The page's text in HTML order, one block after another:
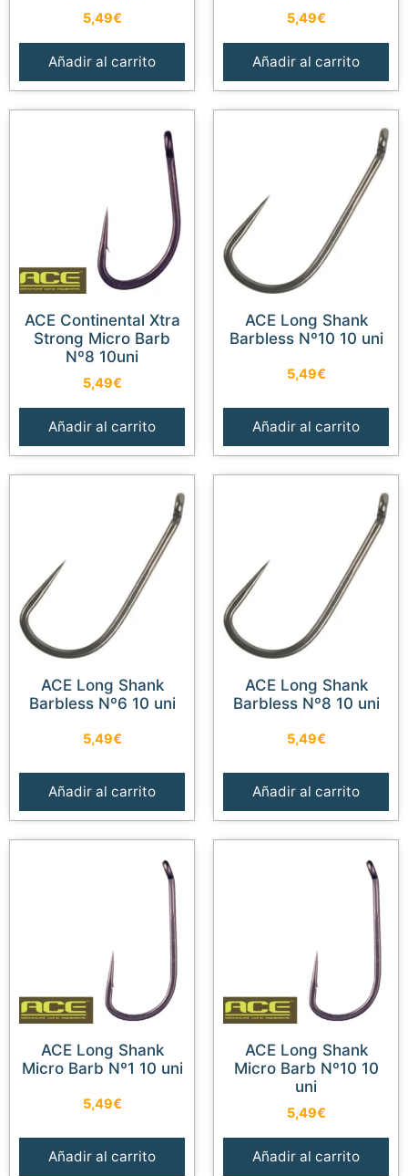
5,49€
Añadir al carrito
5,49€
Añadir al carrito
ACE Continental Xtra
Strong Micro Barb
Nº8 10uni
5,49€
Añadir al carrito
ACE Long Shank
Barbless Nº10 10 uni
5,49€
Añadir al carrito
ACE Long Shank
Barbless Nº6 10 uni
5,49€
Añadir al carrito
ACE Long Shank
Barbless Nº8 10 uni
5,49€
Añadir al carrito
ACE Long Shank
Micro Barb Nº1 10 uni
5,49€
Añadir al carrito
ACE Long Shank
Micro Barb Nº10 10
uni
5,49€
Añadir al carrito